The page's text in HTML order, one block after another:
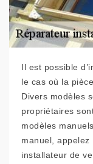
Il est possible
le cas où la
Divers modèles
propriétaires
modèles
manuel, appelez
installateur de